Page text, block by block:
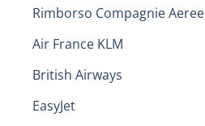
Rimborso Compagnie Aeree
Air France KLM
British Airways
EasyJet